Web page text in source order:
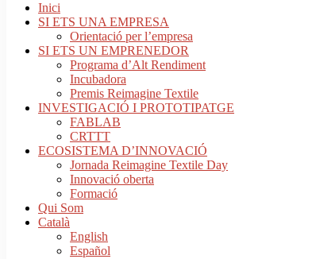
Inici
SI ETS UNA EMPRESA
Orientació per l’empresa
SI ETS UN EMPRENEDOR
Programa d’Alt Rendiment
Incubadora
Premis Reimagine Textile
INVESTIGACIÓ I PROTOTIPATGE
FABLAB
CRTTT
ECOSISTEMA D’INNOVACIÓ
Jornada Reimagine Textile Day
Innovació oberta
Formació
Qui Som
Català
English
Español